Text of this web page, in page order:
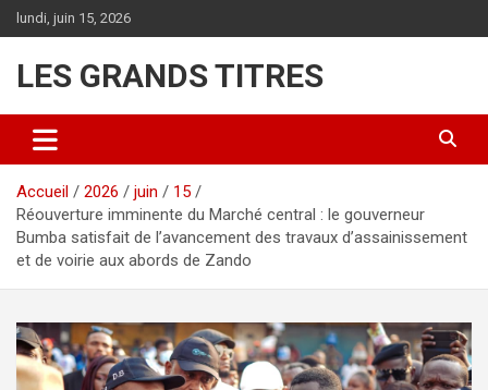
Aller
au
lundi, juin 15, 2026
LES GRANDS TITRES
Accueil 2026 juin
15
Réouverture imminente du Marché central : le gouverneur
Bumba satisfait de l’avancement des travaux d’assainissement
et de voirie aux abords de Zando